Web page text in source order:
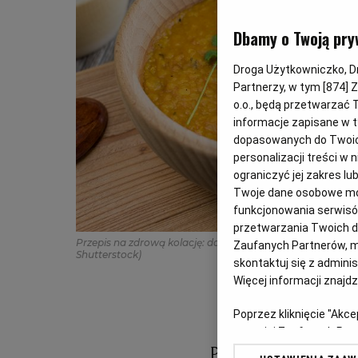
Przepis na zdrową kolację: dahl z soczewicy. Dieta z
Shutterstock)
Dbamy o Twoją
Droga Użytkowniczko,
Partnerzy, w tym [874]
o.o., będą przetwarzać
informacje zapisane w
dopasowanych do
personalizacji treści w
ograniczyć jej zakres
Twoje dane osobowe
funkcjonowania
przetwarzania Twoich
Zaufanych Partnerów,
skontaktuj się z
Więcej informacji
Poprzez kliknięcie
z o. o. jej Zaufanych
swoje preferencje dot.